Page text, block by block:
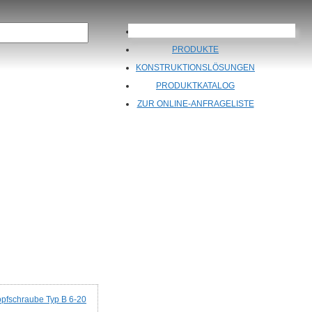
PRODUKTE
KONSTRUKTIONSLÖSUNGEN
PRODUKTKATALOG
ZUR ONLINE-ANFRAGELISTE